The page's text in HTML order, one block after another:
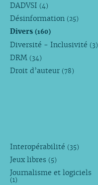
DADVSI (4)
Désinformation (25)
Divers (160)
Diversité - Inclusivité (3)
DRM (34)
Droit d’auteur (78)
Interopérabilité (35)
Jeux libres (5)
Journalisme et logiciels
(1)